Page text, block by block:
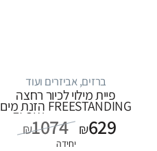
ברזים, אביזרים ועוד
פיית מילוי לכיור רחצה
FREESTANDING הזנת מים
שחור ₪1074 ₪629
יחידה